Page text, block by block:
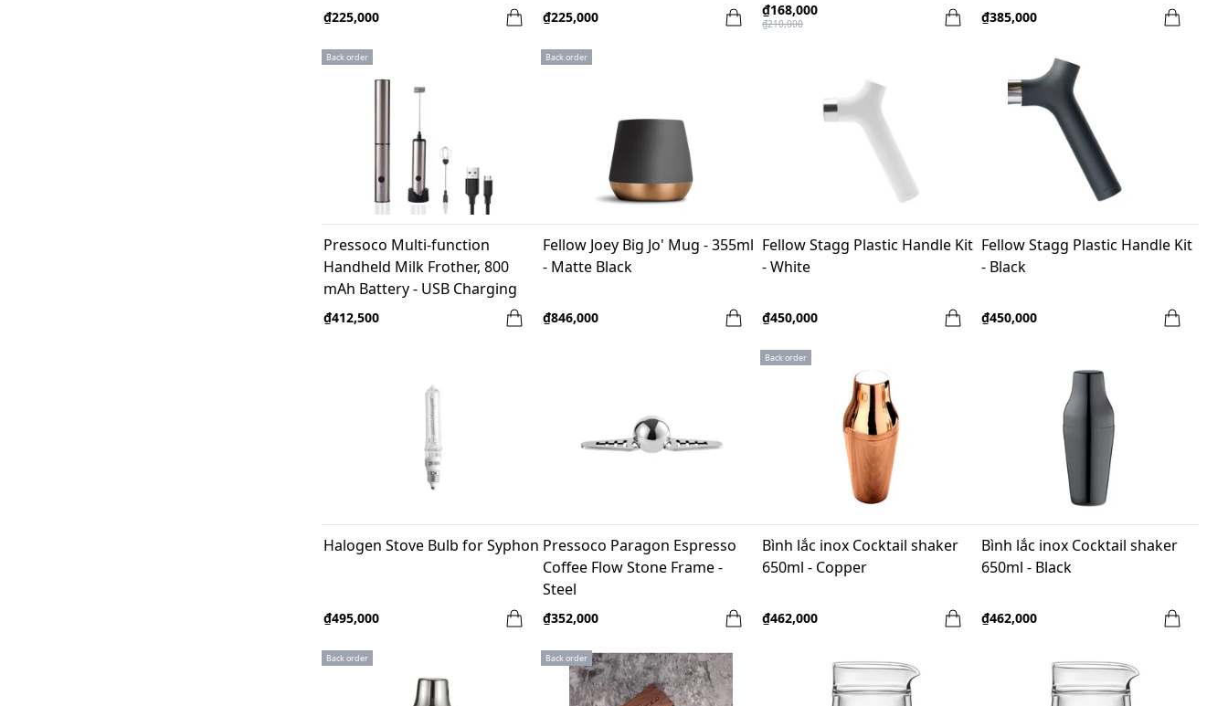
₫225,000 ₫225,000 ₫168,000
₫210,000 ₫385,000
Back order
Pressoco Multi-function
Handheld Milk Frother, 800
mAh Battery - USB Charging
₫412,500
Back order
Fellow Joey Big Jo' Mug - 355ml
- Matte Black
₫846,000
Fellow Stagg Plastic Handle Kit
- White
₫450,000
Fellow Stagg Plastic Handle Kit
- Black
₫450,000
Halogen Stove Bulb for Syphon
₫495,000
Pressoco Paragon Espresso
Coffee Flow Stone Frame -
Steel
₫352,000
Back order
Bình lắc inox Cocktail shaker
650ml - Copper
₫462,000
Bình lắc inox Cocktail shaker
650ml - Black
₫462,000
Back order Back order